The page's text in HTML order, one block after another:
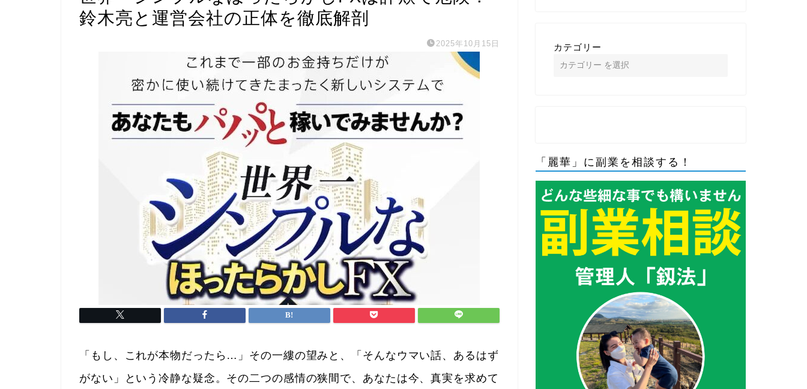
鈴木亮と運営会社の正体を徹底解剖
2025年10月15日
「もし、これが本物だったら…」その一縷の望みと、「そんなウマい話、あるはず
がない」という冷静な疑念。その二つの感情の狭間で、あなたは今、真実を求めて
カテゴリー
「麗華」に副業を相談する！